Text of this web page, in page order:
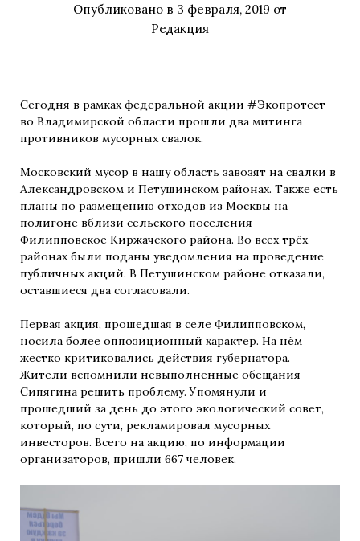
Опубликовано в 3 февраля, 2019 от
Редакция
Сегодня в рамках федеральной акции #Экопротест
во Владимирской области прошли два митинга
противников мусорных свалок.
Московский мусор в нашу область завозят на свалки в
Александровском и Петушинском районах. Также есть
планы по размещению отходов из Москвы на
полигоне вблизи сельского поселения
Филипповское Киржачского района. Во всех трёх
районах были поданы уведомления на проведение
публичных акций. В Петушинском районе отказали,
оставшиеся два согласовали.
Первая акция, прошедшая в селе Филипповском,
носила более оппозиционный характер. На нём
жестко критиковались действия губернатора.
Жители вспомнили невыполненные обещания
Сипягина решить проблему. Упомянули и
прошедший за день до этого экологический совет,
который, по сути, рекламировал мусорных
инвесторов. Всего на акцию, по информации
организаторов, пришли 667 человек.